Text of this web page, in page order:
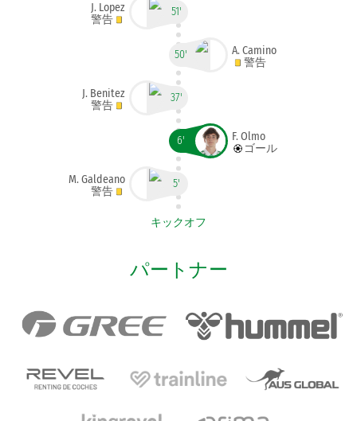
51'
J. Lopez
警告
50'
A. Camino
警告
37'
J. Benitez
警告
6'
F. Olmo
ゴール
5'
M. Galdeano
警告
キックオフ
パートナー